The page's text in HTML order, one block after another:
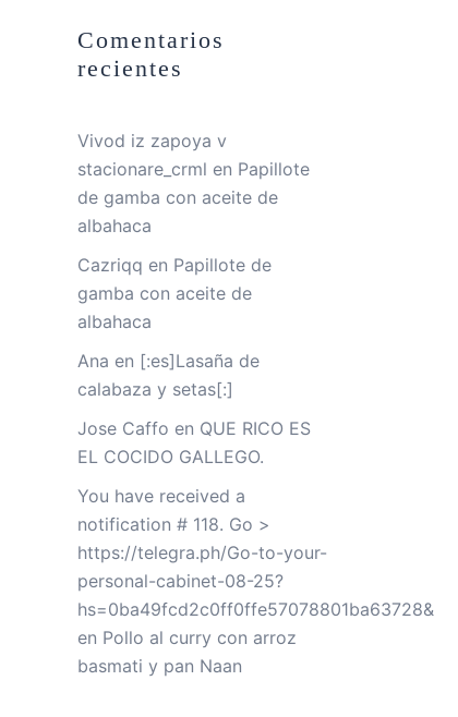
Comentarios
recientes
Vivod iz zapoya v
stacionare_crml en Papillote
de gamba con aceite de
albahaca
Cazriqq en Papillote de
gamba con aceite de
albahaca
Ana en [:es]Lasaña de
calabaza y setas[:]
Jose Caffo en QUE RICO ES
EL COCIDO GALLEGO.
You have received a
notification # 118. Go >
https://telegra.ph/Go-to-your-
personal-cabinet-08-25?
hs=0ba49fcd2c0ff0ffe57078801ba63728&
en Pollo al curry con arroz
basmati y pan Naan